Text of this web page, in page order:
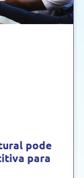
pode
para